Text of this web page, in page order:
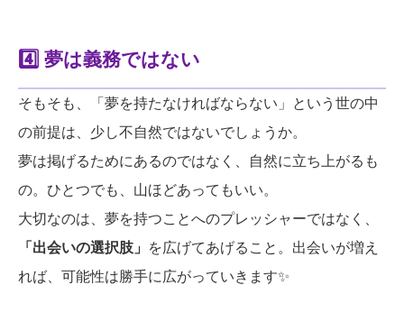
4️⃣ 夢は義務ではない
そもそも、「夢を持たなければならない」という世の中
の前提は、少し不自然ではないでしょうか。
夢は掲げるためにあるのではなく、自然に立ち上がるも
の。ひとつでも、山ほどあってもいい。
大切なのは、夢を持つことへのプレッシャーではなく、
「出会いの選択肢」
を広げてあげること。出会いが増え
れば、可能性は勝手に広がっていきます✨